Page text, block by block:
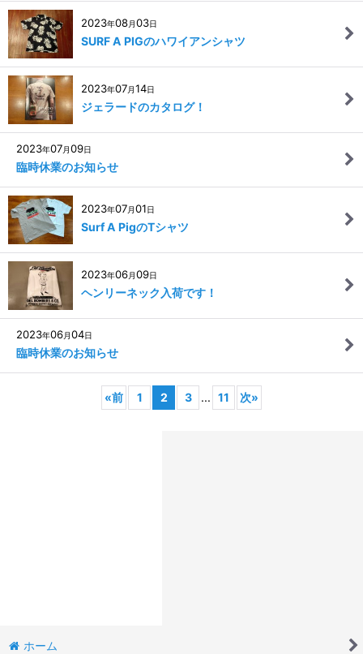
2023年08月03日
SURF A PIGのハワイアンシャツ
2023年07月14日
ジェラードのカタログ！
2023年07月09日
臨時休業のお知らせ
2023年07月01日
Surf A PigのTシャツ
2023年06月09日
ヘンリーネック入荷です！
2023年06月04日
臨時休業のお知らせ
«前 1 2 3 ... 11 次»
ホーム